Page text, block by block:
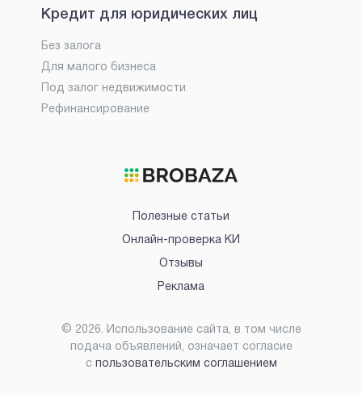
Кредит для юридических лиц
Без залога
Для малого бизнеса
Под залог недвижимости
Рефинансирование
Полезные статьи
Онлайн-проверка КИ
Отзывы
Реклама
© 2026. Использование сайта, в том числе
подача объявлений, означает согласие
с пользовательским соглашением